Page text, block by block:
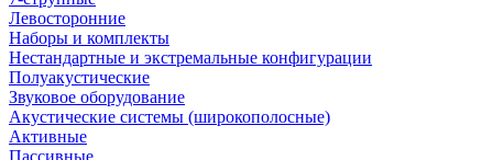
Левосторонние
Наборы и комплекты
Нестандартные и экстремальные конфигурации
Полуакустические
Звуковое оборудование
Акустические системы (широкополосные)
Активные
Пассивные